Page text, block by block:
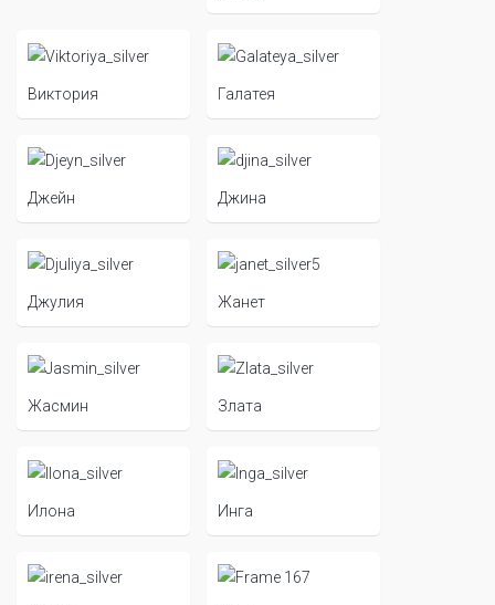
Виктория Галатея
Джейн Джина
Джулия Жанет
Жасмин Злата
Илона Инга